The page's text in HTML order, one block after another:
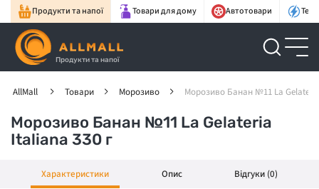
Продукти та напої Товари для дому Автотовари
Продукти та напої
AllMall Товари Морозиво Морозиво Банан №11 La
Морозиво Банан №11 La Gelateria
Italiana 330 г
Характеристики Опис Відгуки (0)